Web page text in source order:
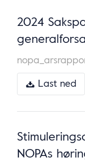
2024
Last ned
NOPAs